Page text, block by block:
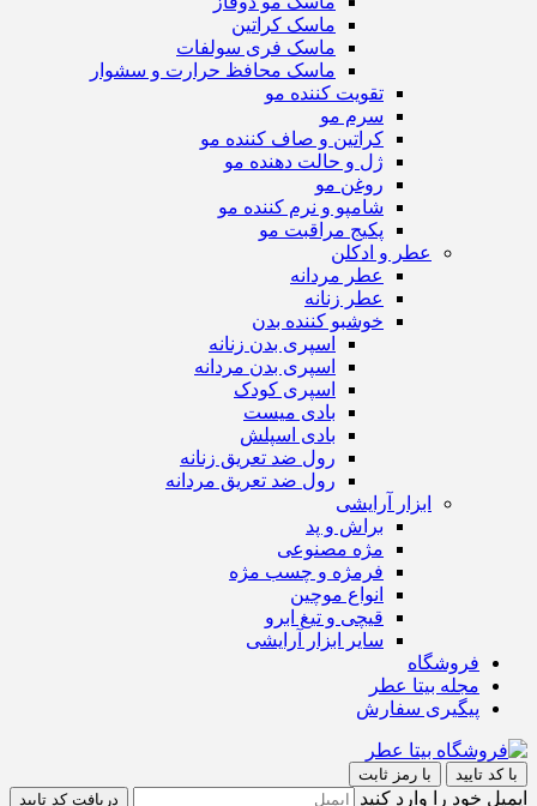
ماسک کراتین
ماسک فری سولفات
ماسک محافظ حرارت و سشوار
تقویت کننده مو
سرم مو
کراتین و صاف کننده مو
ژل و حالت دهنده مو
روغن مو
شامپو و نرم کننده مو
پکیج مراقبت مو
عطر و ادکلن
عطر مردانه
عطر زنانه
خوشبو کننده بدن
اسپری بدن زنانه
اسپری بدن مردانه
اسپری کودک
بادی میست
بادی اسپلش
رول ضد تعریق زنانه
رول ضد تعریق مردانه
ابزار آرایشی
براش و پد
مژه مصنوعی
فرمژه و چسب مژه
انواع موچین
قیچی و تیغ ابرو
سایر ابزار آرایشی
فروشگاه
مجله بیتا عطر
پیگیری سفارش
با کد تایید با رمز ثابت
ایمیل خود را وارد کنید دریافت کد تایید